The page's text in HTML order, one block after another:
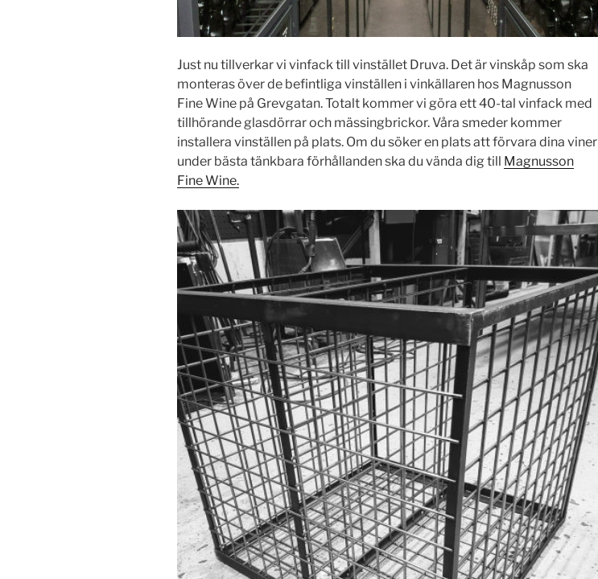
Just nu tillverkar vi vinfack till vinstället Druva. Det är vinskåp som ska
monteras över de befintliga vinställen i vinkällaren hos Magnusson
Fine Wine på Grevgatan. Totalt kommer vi göra ett 40-tal vinfack med
tillhörande glasdörrar och mässingbrickor. Våra smeder kommer
installera vinställen på plats. Om du söker en plats att förvara dina viner
under bästa tänkbara förhållanden ska du vända dig till Magnusson
Fine Wine.